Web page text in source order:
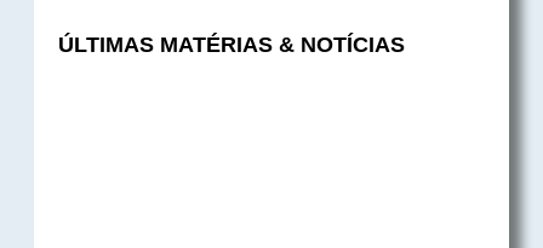
ÚLTIMAS MATÉRIAS & NOTÍCIAS